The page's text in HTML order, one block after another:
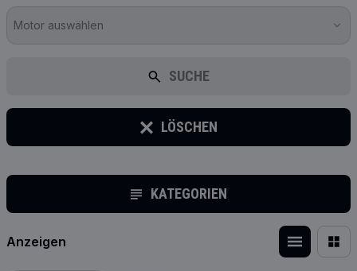
Motor auswählen
SUCHE
LÖSCHEN
KATEGORIEN
Anzeigen